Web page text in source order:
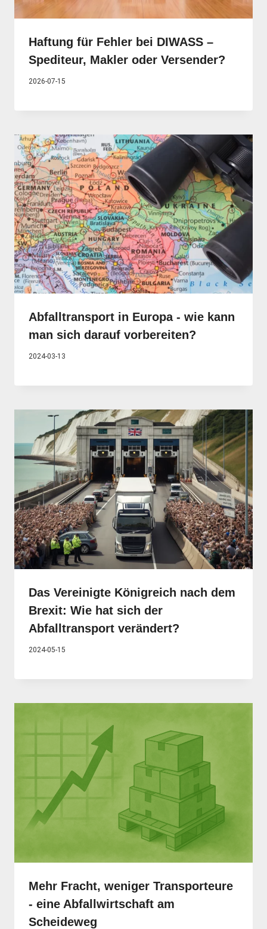
Haftung für Fehler bei DIWASS –
Spediteur, Makler oder Versender?
2026-07-15
Abfalltransport in Europa - wie kann
man sich darauf vorbereiten?
2024-03-13
Das Vereinigte Königreich nach dem
Brexit: Wie hat sich der
Abfalltransport verändert?
2024-05-15
Mehr Fracht, weniger Transporteure
- eine Abfallwirtschaft am
Scheideweg